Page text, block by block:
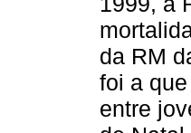
da RM
foi a
entre